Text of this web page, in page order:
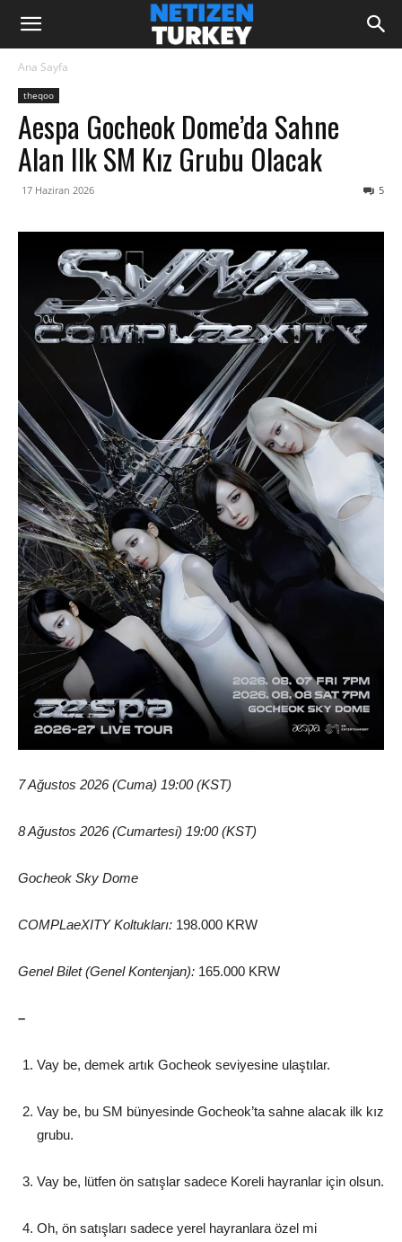
Ana Sayfa
theqoo
Aespa Gocheok Dome’da Sahne
Alan Ilk SM Kız Grubu Olacak
17 Haziran 2026 5
7 Ağustos 2026 (Cuma) 19:00 (KST)
8 Ağustos 2026 (Cumartesi) 19:00 (KST)
Gocheok Sky Dome
COMPLaeXITY Koltukları: 198.000 KRW
Genel Bilet (Genel Kontenjan): 165.000 KRW
–
Vay be, demek artık Gocheok seviyesine ulaştılar.
Vay be, bu SM bünyesinde Gocheok’ta sahne alacak ilk kız
grubu.
Vay be, lütfen ön satışlar sadece Koreli hayranlar için olsun.
Oh, ön satışları sadece yerel hayranlara özel mi